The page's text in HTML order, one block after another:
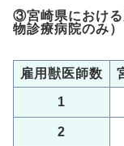
③宮崎県における
物診療病院のみ）
雇用獣医師数
1
2